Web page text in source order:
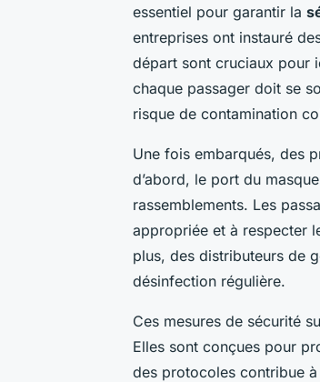
essentiel pour garantir la
entreprises ont instauré
départ sont cruciaux pour
chaque passager doit se
risque de contamination
Une fois embarqués, des
d’abord, le port du
rassemblements. Les
appropriée et à respecter
plus, des distributeurs de
désinfection régulière.
Ces mesures de sécurité
Elles sont conçues pour
des protocoles contribue